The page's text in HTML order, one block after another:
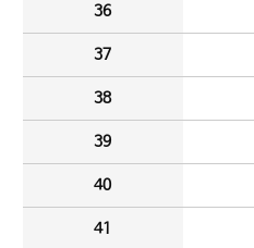
36
37
38
39
40
41